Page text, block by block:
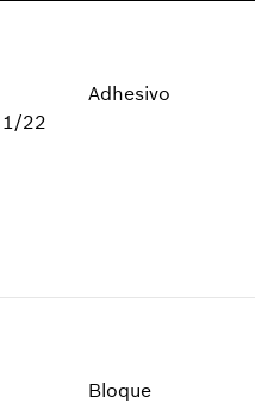
1/22
Adhesivo
Bloque